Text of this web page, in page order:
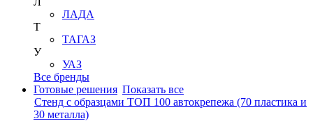
ЛАДА
Т
ТАГАЗ
У
УАЗ
Все бренды
Готовые решения Показать все
Стенд с образцами ТОП 100 автокрепежа (70 пластика и
30 металла)